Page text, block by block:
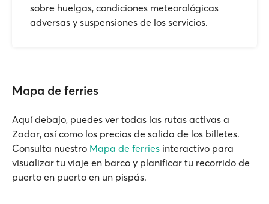
sobre huelgas, condiciones meteorológicas
adversas y suspensiones de los servicios.
Mapa de ferries
Aquí debajo, puedes ver todas las rutas activas a
Zadar, así como los precios de salida de los billetes.
Consulta nuestro Mapa de ferries interactivo para
visualizar tu viaje en barco y planificar tu recorrido de
puerto en puerto en un pispás.